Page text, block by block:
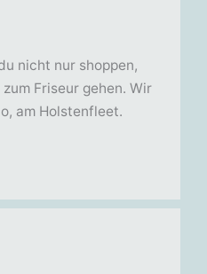
nicht nur shoppen,
Friseur gehen. Wir
am Holstenfleet.